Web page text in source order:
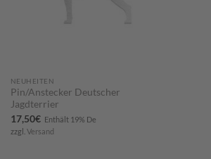
NEUHEITEN
Pin/Anstecker Deutscher
Jagdterrier
17,50€ Enthält 19% De
zzgl. Versand